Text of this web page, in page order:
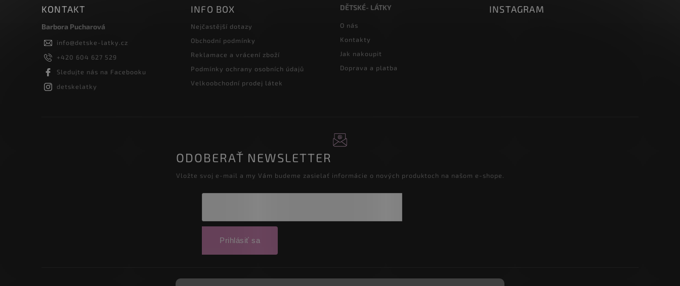
KONTAKT
Barbora Pucharová
info@detske-latky.cz
+420 604 627 529
Sledujte nás na Facebooku
detskelatky
INFO BOX
Nejčastější dotazy
Obchodní podmínky
Reklamace a vrácení zboží
Podmínky ochrany osobních údajů
Velkoobchodní prodej látek
DĚTSKÉ- LÁTKY
O nás
Kontakty
Jak nakoupit
Doprava a platba
INSTAGRAM
ODOBERAŤ NEWSLETTER
Vložte svoj e-mail a my Vám budeme zasielať informácie o nových produktoch na našom e-shope.
Prihlásiť sa